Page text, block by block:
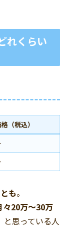
れくらい
（税込）
も。
々20万〜30万
と思っている人